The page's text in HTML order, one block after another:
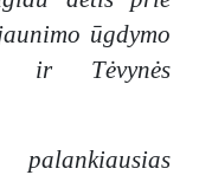
ūgdymo
ir Tėvynės